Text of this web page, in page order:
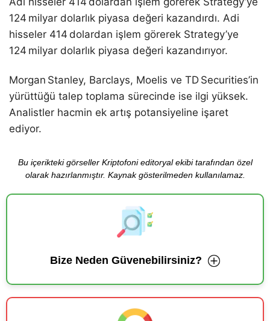
124 milyar dolarlık piyasa değeri kazandırdı. Adi
hisseler 414 dolardan işlem görerek Strategy’ye
124 milyar dolarlık piyasa değeri kazandırıyor.
Morgan Stanley, Barclays, Moelis ve TD Securities’in
yürüttüğü talep toplama sürecinde ise ilgi yüksek.
Analistler hacmin ek artış potansiyeline işaret
ediyor.
Bu içerikteki görseller Kriptofoni editoryal ekibi tarafından özel
olarak hazırlanmıştır. Kaynak gösterilmeden kullanılamaz.
Bize Neden Güvenebilirsiniz?